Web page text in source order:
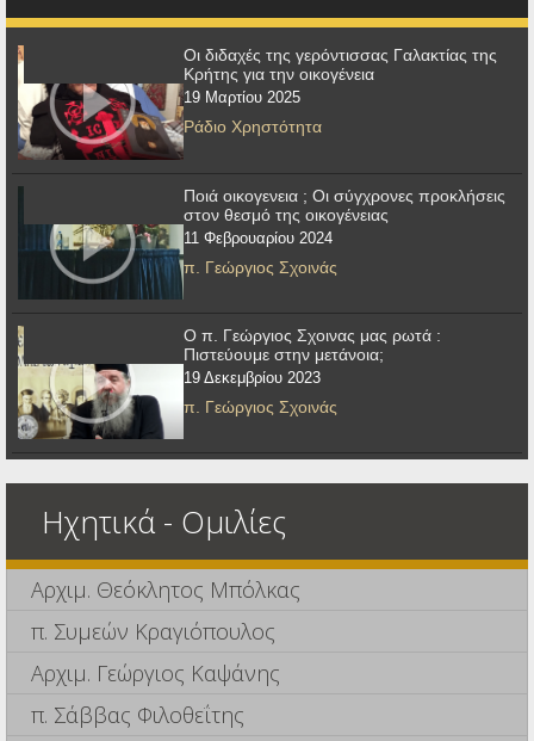
Οι διδαχές της γερόντισσας Γαλακτίας της
Κρήτης για την οικογένεια
19 Μαρτίου 2025
Ράδιο Χρηστότητα
Ποιά οικογενεια ; Οι σύγχρονες προκλήσεις
στον θεσμό της οικογένειας
11 Φεβρουαρίου 2024
π. Γεώργιος Σχοινάς
Ο π. Γεώργιος Σχοινας μας ρωτά :
Πιστεύουμε στην μετάνοια;
19 Δεκεμβρίου 2023
π. Γεώργιος Σχοινάς
Ηχητικά - Ομιλίες
Αρχιμ. Θεόκλητος Μπόλκας
π. Συμεών Κραγιόπουλος
Αρχιμ. Γεώργιος Καψάνης
π. Σάββας Φιλοθεΐτης